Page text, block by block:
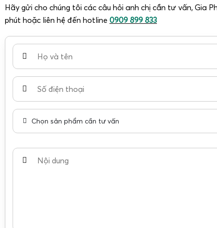
Hãy gửi cho chúng tôi các câu hỏi anh chị cần tư vấn, Gia
phút hoặc liên hệ đến hotline 0909 899 833
Chọn sản phẩm cần tư vấn